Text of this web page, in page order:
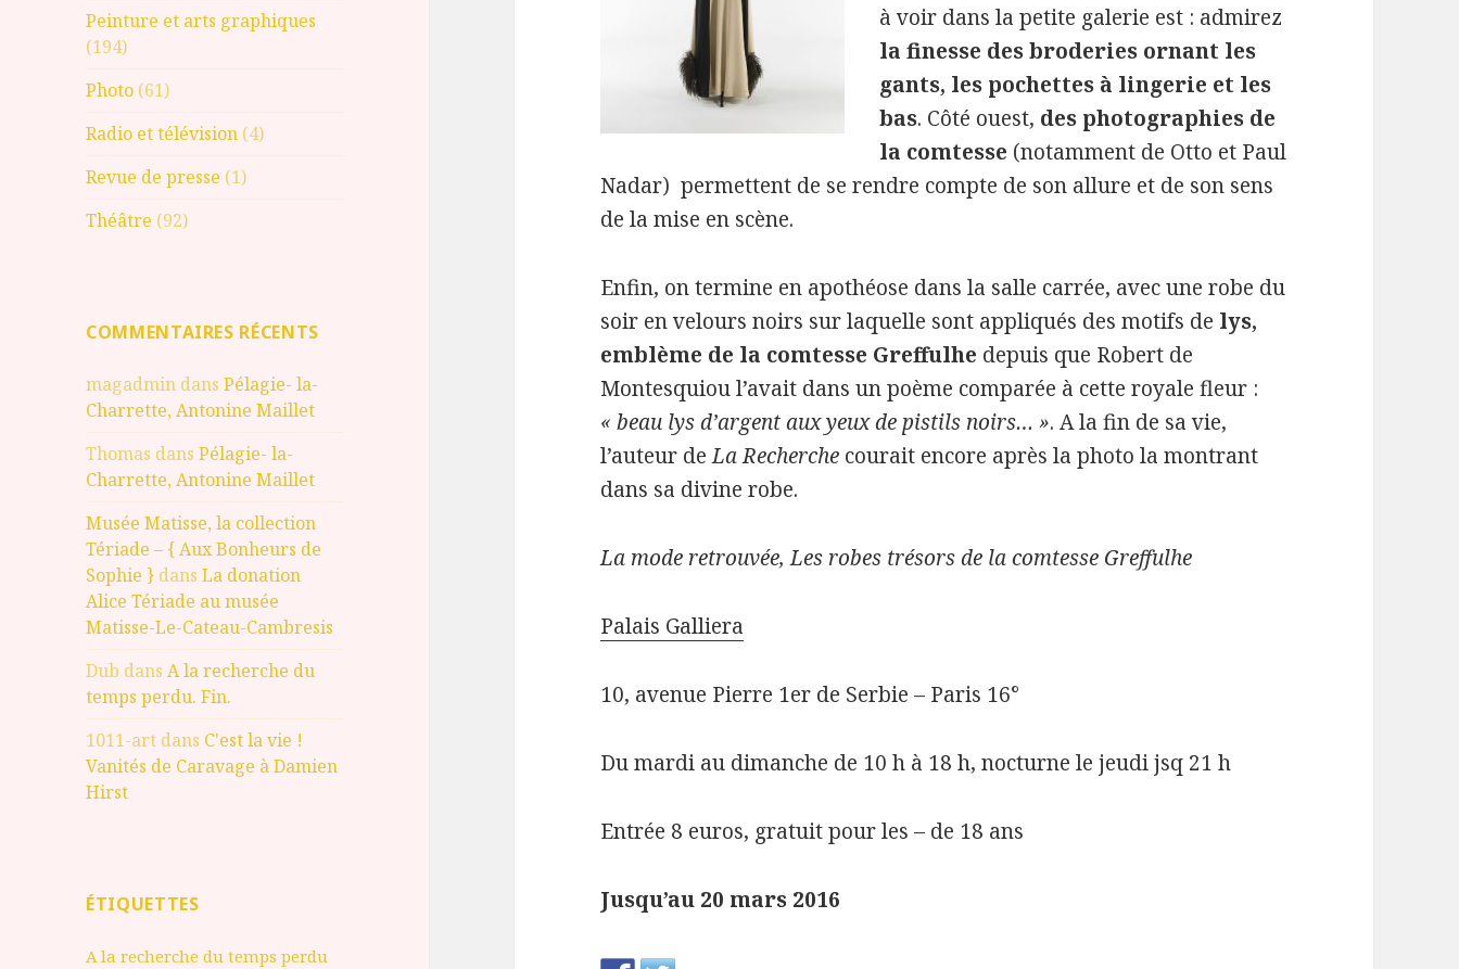
Peinture et arts graphiques
(194)
Photo (61)
Radio et télévision (4)
Revue de presse (1)
Théâtre (92)
COMMENTAIRES RÉCENTS
magadmin dansPélagie- la-
Charrette, Antonine Maillet
Thomas dansPélagie- la-
Charrette, Antonine Maillet
Musée Matisse, la collection
Tériade – { Aux Bonheurs de
Sophie } dansLa donation
Alice Tériade au musée
Matisse-Le-Cateau-Cambresis
Dub dansA la recherche du
temps perdu. Fin.
1011-art dans C'est la vie !
Vanités de Caravage à Damien
Hirst
ÉTIQUETTES
A la recherche du temps perdu
à voir dans la petite galerie est : admirez
la finesse des broderies ornant les
gants, les pochettes à lingerie et les
bas. Côté ouest, des photographies de
la comtesse (notamment de Otto et Paul
Nadar) permettent de se rendre compte de son allure et de son sens
de la mise en scène.
Enfin, on termine en apothéose dans la salle carrée, avec une robe du
soir en velours noirs sur laquelle sont appliqués des motifs de lys,
emblème de la comtesse Greffulhe depuis que Robert de
Montesquiou l’avait dans un poème comparée à cette royale fleur :
« beau lys d’argent aux yeux de pistils noirs… ». A la fin de sa vie,
l’auteur deLa Recherche courait encore après la photo la montrant
dans sa divine robe.
La mode retrouvée, Les robes trésors de la comtesse Greffulhe
Palais Galliera
10, avenue Pierre 1er de Serbie – Paris 16°
Du mardi au dimanche de 10 h à 18 h, nocturne le jeudi jsq 21 h
Entrée 8 euros, gratuit pour les – de 18 ans
Jusqu’au 20 mars 2016